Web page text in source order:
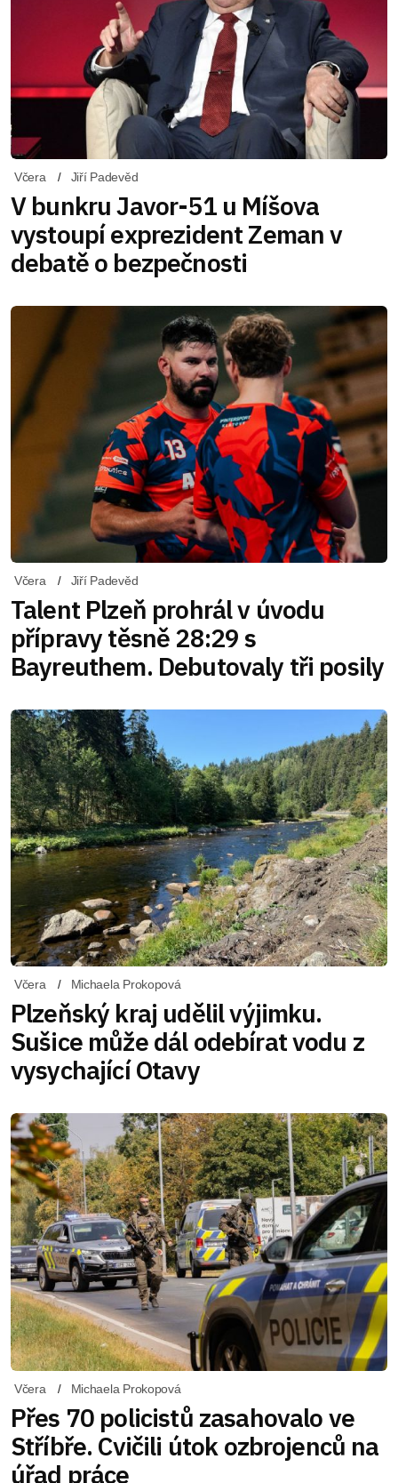
Včera Jiří Padevěd
V bunkru Javor-51 u Míšova
vystoupí exprezident Zeman v
debatě o bezpečnosti
Včera Jiří Padevěd
Talent Plzeň prohrál v úvodu
přípravy těsně 28:29 s
Bayreuthem. Debutovaly tři posily
Včera Michaela Prokopová
Plzeňský kraj udělil výjimku.
Sušice může dál odebírat vodu z
vysychající Otavy
Včera Michaela Prokopová
Přes 70 policistů zasahovalo ve
Stříbře. Cvičili útok ozbrojenců na
úřad práce